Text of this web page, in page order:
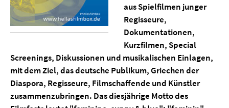
aus Spielfilmen junger
Regisseure,
Dokumentationen,
Kurzfilmen, Special
Screenings, Diskussionen und musikalischen Einlagen,
mit dem Ziel, das deutsche Publikum, Griechen der
Diaspora, Regisseure, Filmschaffende und Künstler
zusammenzubringen. Das diesjährige Motto des